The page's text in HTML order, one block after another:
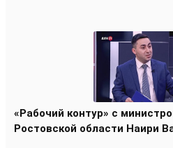
«Рабочий контур» с
Ростовской области Наири